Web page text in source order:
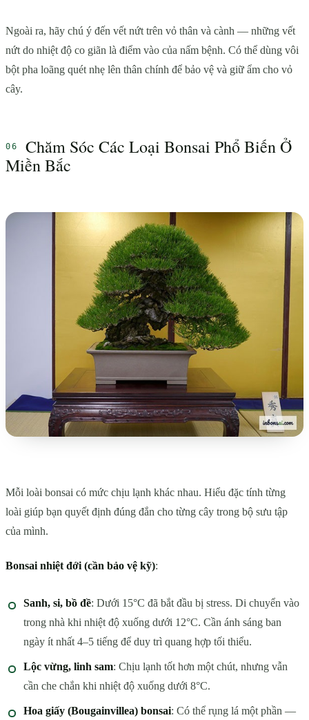
Ngoài ra, hãy chú ý đến vết nứt trên vỏ thân và cành — những vết
nứt do nhiệt độ co giãn là điểm vào của nấm bệnh. Có thể dùng vôi
bột pha loãng quét nhẹ lên thân chính để bảo vệ và giữ ẩm cho vỏ
cây.
Chăm Sóc Các Loại Bonsai Phổ Biến Ở
Miền Bắc
Mỗi loài bonsai có mức chịu lạnh khác nhau. Hiểu đặc tính từng
loài giúp bạn quyết định đúng đắn cho từng cây trong bộ sưu tập
của mình.
Bonsai nhiệt đới (cần bảo vệ kỹ):
Sanh, si, bồ đề: Dưới 15°C đã bắt đầu bị stress. Di chuyển vào
trong nhà khi nhiệt độ xuống dưới 12°C. Cần ánh sáng ban
ngày ít nhất 4–5 tiếng để duy trì quang hợp tối thiểu.
Lộc vừng, linh sam: Chịu lạnh tốt hơn một chút, nhưng vẫn
cần che chắn khi nhiệt độ xuống dưới 8°C.
Hoa giấy (Bougainvillea) bonsai: Có thể rụng lá một phần —